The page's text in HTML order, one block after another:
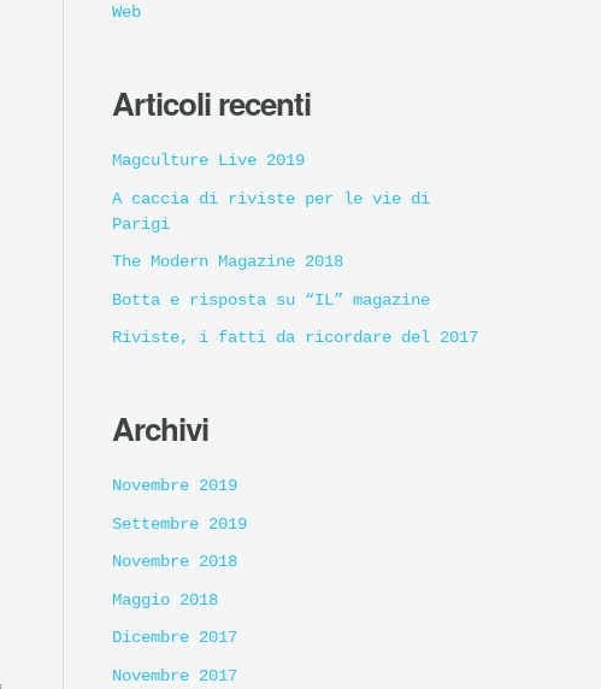
Web
Articoli recenti
Magculture Live 2019
A caccia di riviste per le vie di
Parigi
The Modern Magazine 2018
Botta e risposta su “IL” magazine
Riviste, i fatti da ricordare del 2017
Archivi
Novembre 2019
Settembre 2019
Novembre 2018
Maggio 2018
Dicembre 2017
Novembre 2017